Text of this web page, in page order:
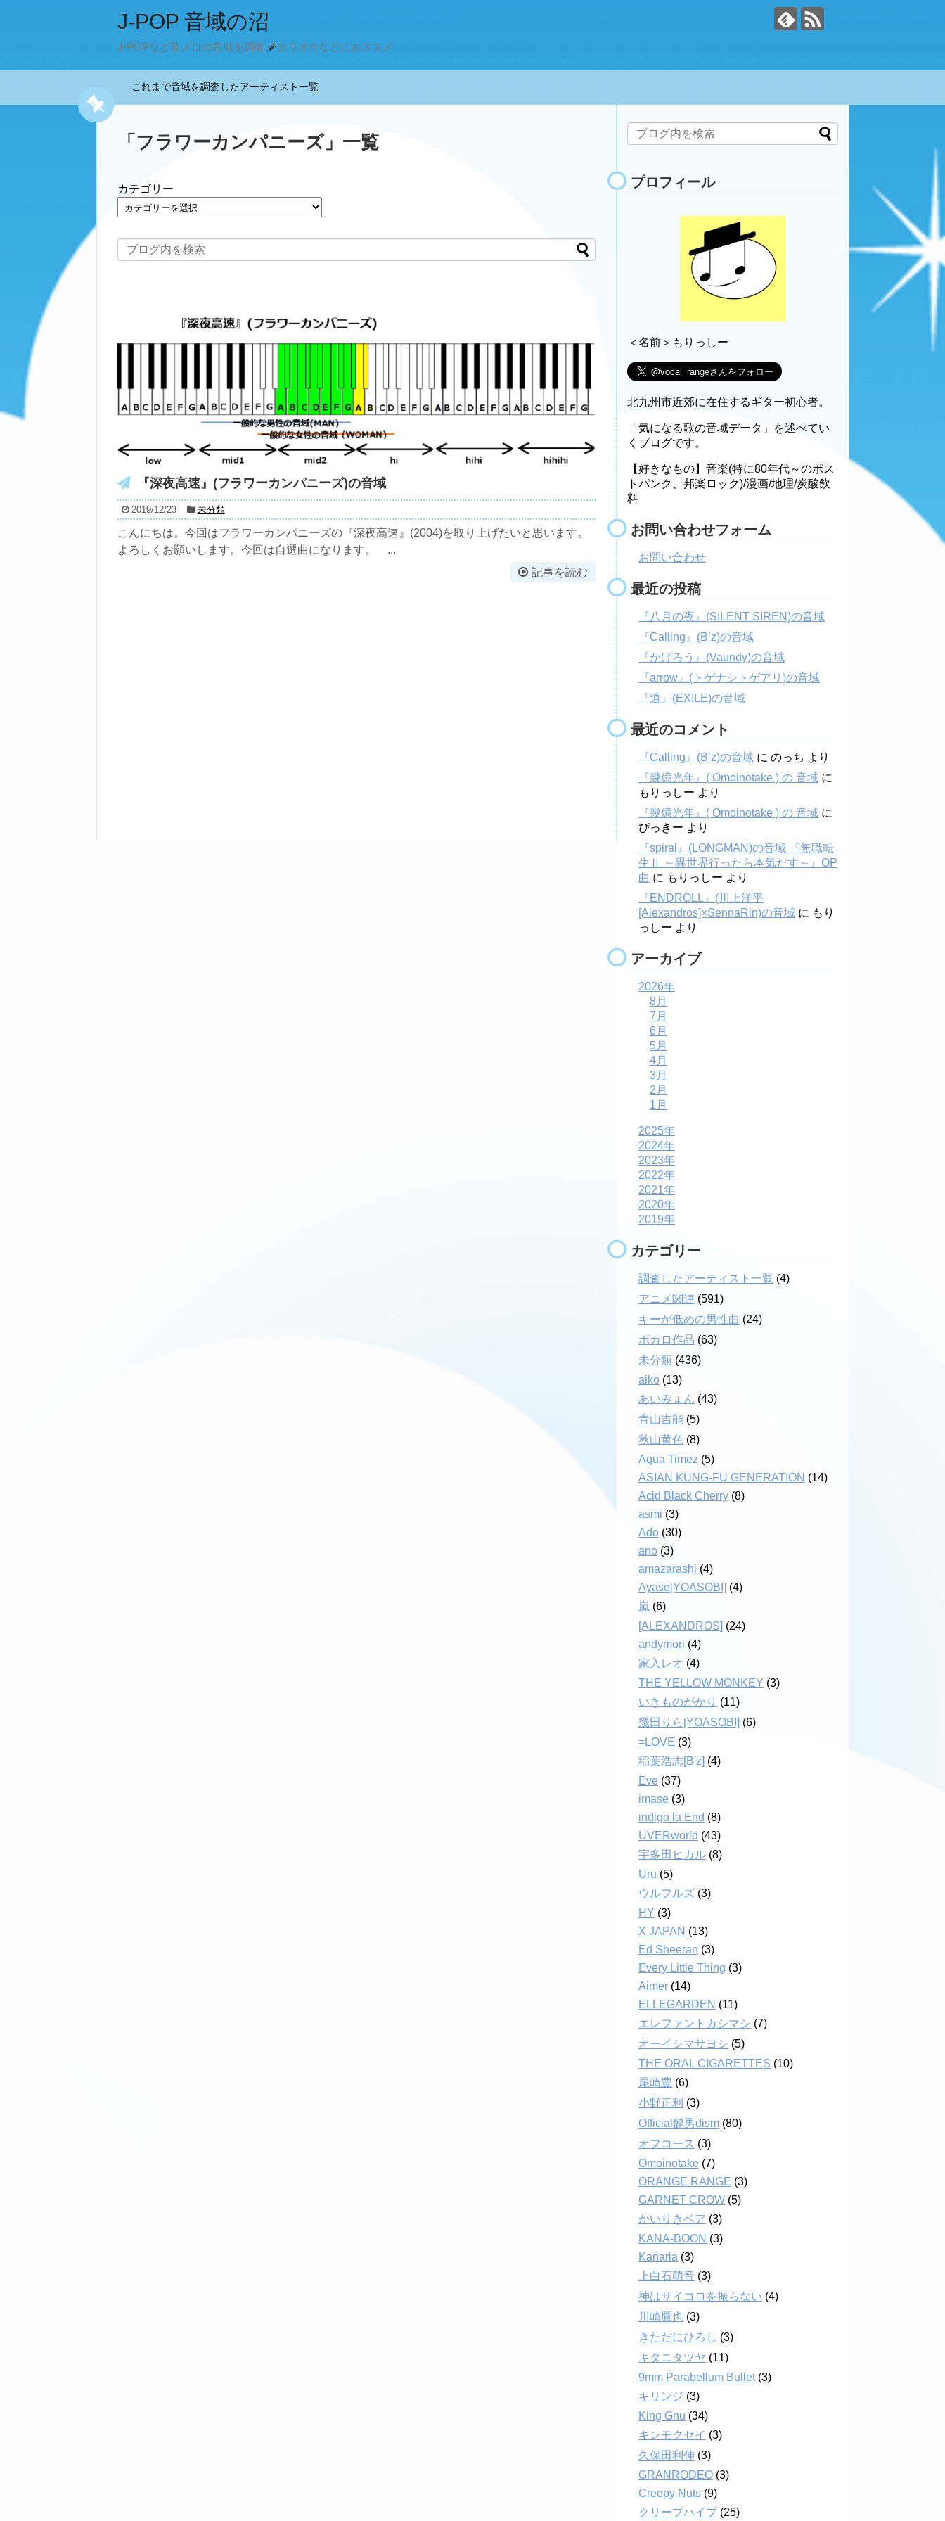
J-POP 音域の沼
J-POPなど歌メロの音域を調査 カラオケなどにおススメ
これまで音域を調査したアーティスト一覧
「 フラワーカンパニーズ」 一覧
カテゴリー
『深夜高速』(フラワーカンパニーズ)の音域
2019/12/23 未分類
こんにちは。今回はフラワーカンパニーズの『深夜高速』(2004)を取り上げたいと思います。
よろしくお願いします。今回は自選曲になります。 ...
記事を読む
プロフィール
＜名前＞もりっしー
北九州市近郊に在住するギター初心者。
「気になる歌の音域データ」を述べてい
くブログです。
【好きなもの】音楽(特に80年代～のポス
トパンク、邦楽ロック)/漫画/地理/炭酸飲
料
お問い合わせフォーム
お問い合わせ
最近の投稿
『八月の夜』(SILENT SIREN)の音域
『Calling』(B’z)の音域
『かげろう』(Vaundy)の音域
『arrow』(トゲナシトゲアリ)の音域
『道』(EXILE)の音域
最近のコメント
『Calling』(B’z)の音域 に のっち より
『幾億光年』( Omoinotake ) の 音域 に
もりっしー より
『幾億光年』( Omoinotake ) の 音域 に
ぴっきー より
『spiral』(LONGMAN)の音域 『無職転
生Ⅱ ～異世界行ったら本気だす～』OP
曲 に もりっしー より
『ENDROLL』(川上洋平
[Alexandros]×SennaRin)の音域 に もり
っしー より
アーカイブ
2026年
8月
7月
6月
5月
4月
3月
2月
1月
2025年
2024年
2023年
2022年
2021年
2020年
2019年
カテゴリー
調査したアーティスト一覧 (4)
アニメ関連 (591)
キーが低めの男性曲 (24)
ボカロ作品 (63)
未分類 (436)
aiko (13)
あいみょん (43)
青山吉能 (5)
秋山黄色 (8)
Aqua Timez (5)
ASIAN KUNG-FU GENERATION (14)
Acid Black Cherry (8)
asmi (3)
Ado (30)
ano (3)
amazarashi (4)
Ayase[YOASOBI] (4)
嵐 (6)
[ALEXANDROS] (24)
andymori (4)
家入レオ (4)
THE YELLOW MONKEY (3)
いきものがかり (11)
幾田りら[YOASOBI] (6)
=LOVE (3)
稲葉浩志[B'z] (4)
Eve (37)
imase (3)
indigo la End (8)
UVERworld (43)
宇多田ヒカル (8)
Uru (5)
ウルフルズ (3)
HY (3)
X JAPAN (13)
Ed Sheeran (3)
Every Little Thing (3)
Aimer (14)
ELLEGARDEN (11)
エレファントカシマシ (7)
オーイシマサヨシ (5)
THE ORAL CIGARETTES (10)
尾崎豊 (6)
小野正利 (3)
Official髭男dism (80)
オフコース (3)
Omoinotake (7)
ORANGE RANGE (3)
GARNET CROW (5)
かいりきベア (3)
KANA-BOON (3)
Kanaria (3)
上白石萌音 (3)
神はサイコロを振らない (4)
川崎鷹也 (3)
きただにひろし (3)
キタニタツヤ (11)
9mm Parabellum Bullet(3)
キリンジ (3)
King Gnu (34)
キンモクセイ (3)
久保田利伸 (3)
GRANRODEO (3)
Creepy Nuts (9)
クリープハイプ(25)